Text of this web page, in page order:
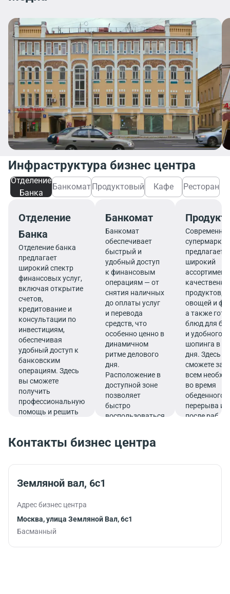
Инфраструктура бизнес центра
Отделение
Банка
БанкоматПродуктовый Кафе Ресторан
Отделение
Банка
Отделение банка
предлагает
широкий спектр
финансовых услуг,
включая открытие
счетов,
кредитование и
консультации по
инвестициям,
обеспечивая
удобный доступ к
банковским
операциям. Здесь
вы сможете
получить
профессиональную
помощь и решить
комфортной
Банкомат
Банкомат
обеспечивает
быстрый и
удобный доступ
к финансовым
операциям — от
снятия наличных
до оплаты услуг
и перевода
средств, что
особенно ценно в
динамичном
ритме делового
дня.
Расположение в
доступной зоне
позволяет
быстро
воспользоваться
супермаркет
предлагает
широкий
ассортимент
продуктов,
овощей и
а также
блюд для
и удобного
шопинга в
дня. Здесь
сможете
всем
во время
обеденного
перерыва
после
Контакты бизнес центра
Земляной вал, 6с1
Адрес бизнес центра
Москва, улица Земляной Вал, 6с1
Басманный